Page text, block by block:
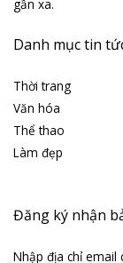
gần xa.
Danh mục tin
Thời trang
Văn hóa
Thể thao
Làm đẹp
Đăng ký nhận
Nhập địa chỉ email